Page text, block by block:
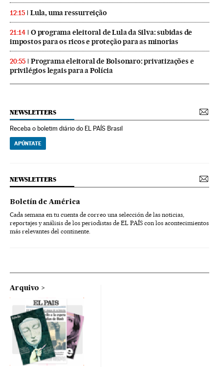
12:15 Lula, uma ressurreição
21:14
O programa eleitoral de Lula da Silva: subidas de
impostos para os ricos e proteção para as minorias
20:55
Programa eleitoral de Bolsonaro: privatizações e
privilégios legais para a Polícia
NEWSLETTERS
Receba o boletim diário do EL PAÍS Brasil
APÚNTATE
NEWSLETTERS
Boletín de América
Cada semana en tu cuenta de correo una selección de las noticias,
reportajes y análisis de los periodistas de EL PAÍS con los acontecimientos
más relevantes del continente.
Arquivo